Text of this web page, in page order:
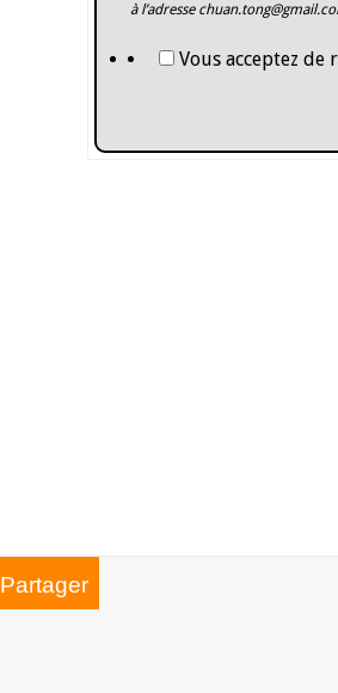
à l’adresse
Vous acceptez
Partager